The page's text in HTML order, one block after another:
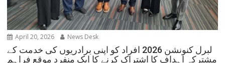
April 20, 2026 News Desk
لبرل کنونشن 2026 افراد کو اپنی برادریوں کی خدمت کے
مشترکہ اہداف کا اشتراک کرنے کا ایک منفرد موقع فراہم